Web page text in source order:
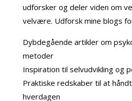
udforsker og deler viden om
velvære. Udforsk mine blogs
Dybdegående artikler om
metoder
Inspiration til selvudvikling og
Praktiske redskaber til at
hverdagen